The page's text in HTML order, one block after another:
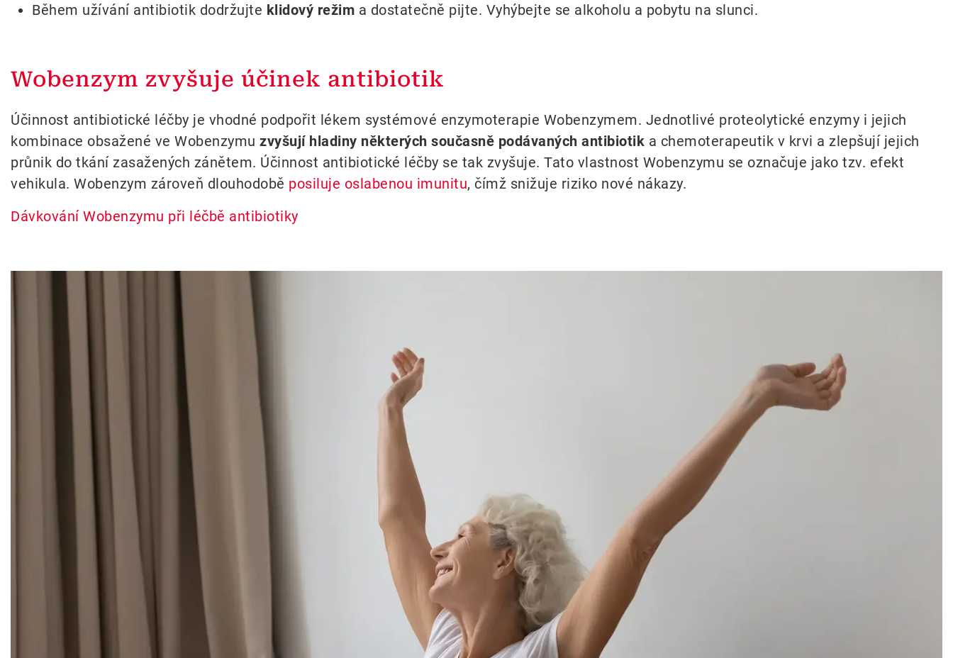
Během užívání antibiotik dodržujte klidový režim a dostatečně pijte. Vyhýbejte se alkoholu a pobytu na slunci.
Wobenzym zvyšuje účinek antibiotik
Účinnost antibiotické léčby je vhodné podpořit lékem systémové enzymoterapie Wobenzymem. Jednotlivé proteolytické enzymy i jejich
kombinace obsažené ve Wobenzymu zvyšují hladiny některých současně podávaných antibiotik a chemoterapeutik v krvi a zlepšují jejich
průnik do tkání zasažených zánětem. Účinnost antibiotické léčby se tak zvyšuje. Tato vlastnost Wobenzymu se označuje jako tzv. efekt
vehikula. Wobenzym zároveň dlouhodobě posiluje oslabenou imunitu, čímž snižuje riziko nové nákazy.
Dávkování Wobenzymu při léčbě antibiotiky